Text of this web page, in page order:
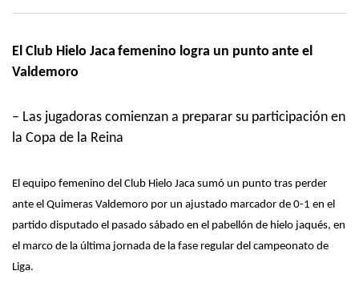
El Club Hielo Jaca femenino logra un puntoante el
Valdemoro
– Las jugadoras comienzan a preparar su participación en
la Copa de la Reina
El equipo femenino del Club Hielo Jaca sumó un punto tras perder
ante el Quimeras Valdemoro por un ajustado marcador de 0-1 en el
partido disputado el pasado sábado en el pabellón de hielo jaqués, en
el marco de la última jornada de la fase regular del campeonato de
Liga.